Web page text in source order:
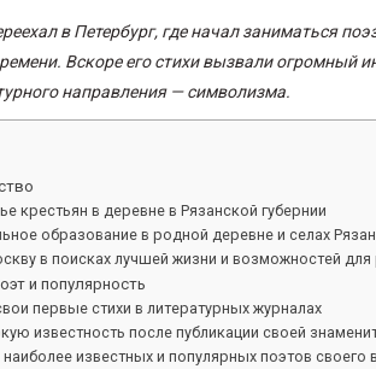
в Петербург, где начал заниматься
Вскоре его стихи вызвали огромный
направления — символизма.
крестьян в деревне в Рязанской губернии
образование в родной деревне и селах
в поисках лучшей жизни и возможностей для
и популярность
первые стихи в литературных журналах
известность после публикации своей
известных и популярных поэтов своего